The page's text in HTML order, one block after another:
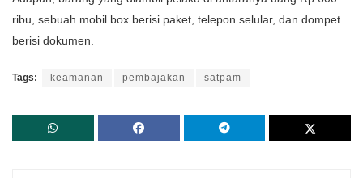
ribu, sebuah mobil box berisi paket, telepon selular, dan dompet
berisi dokumen.
Tags: keamanan pembajakan satpam